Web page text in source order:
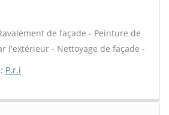
de façade - Peinture de
l'extérieur - Nettoyage de façade -
P.r.i